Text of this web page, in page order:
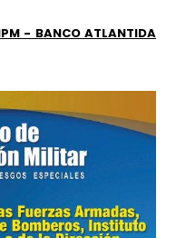
- BANCO ATLANTIDA